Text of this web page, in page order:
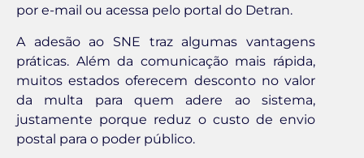
por e-mail ou acessa pelo portal do Detran.
A adesão ao SNE traz algumas vantagens
práticas. Além da comunicação mais rápida,
muitos estados oferecem desconto no valor
da multa para quem adere ao sistema,
justamente porque reduz o custo de envio
postal para o poder público.